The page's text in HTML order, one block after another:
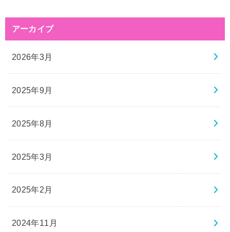
アーカイブ
2026年3月
2025年9月
2025年8月
2025年3月
2025年2月
2024年11月